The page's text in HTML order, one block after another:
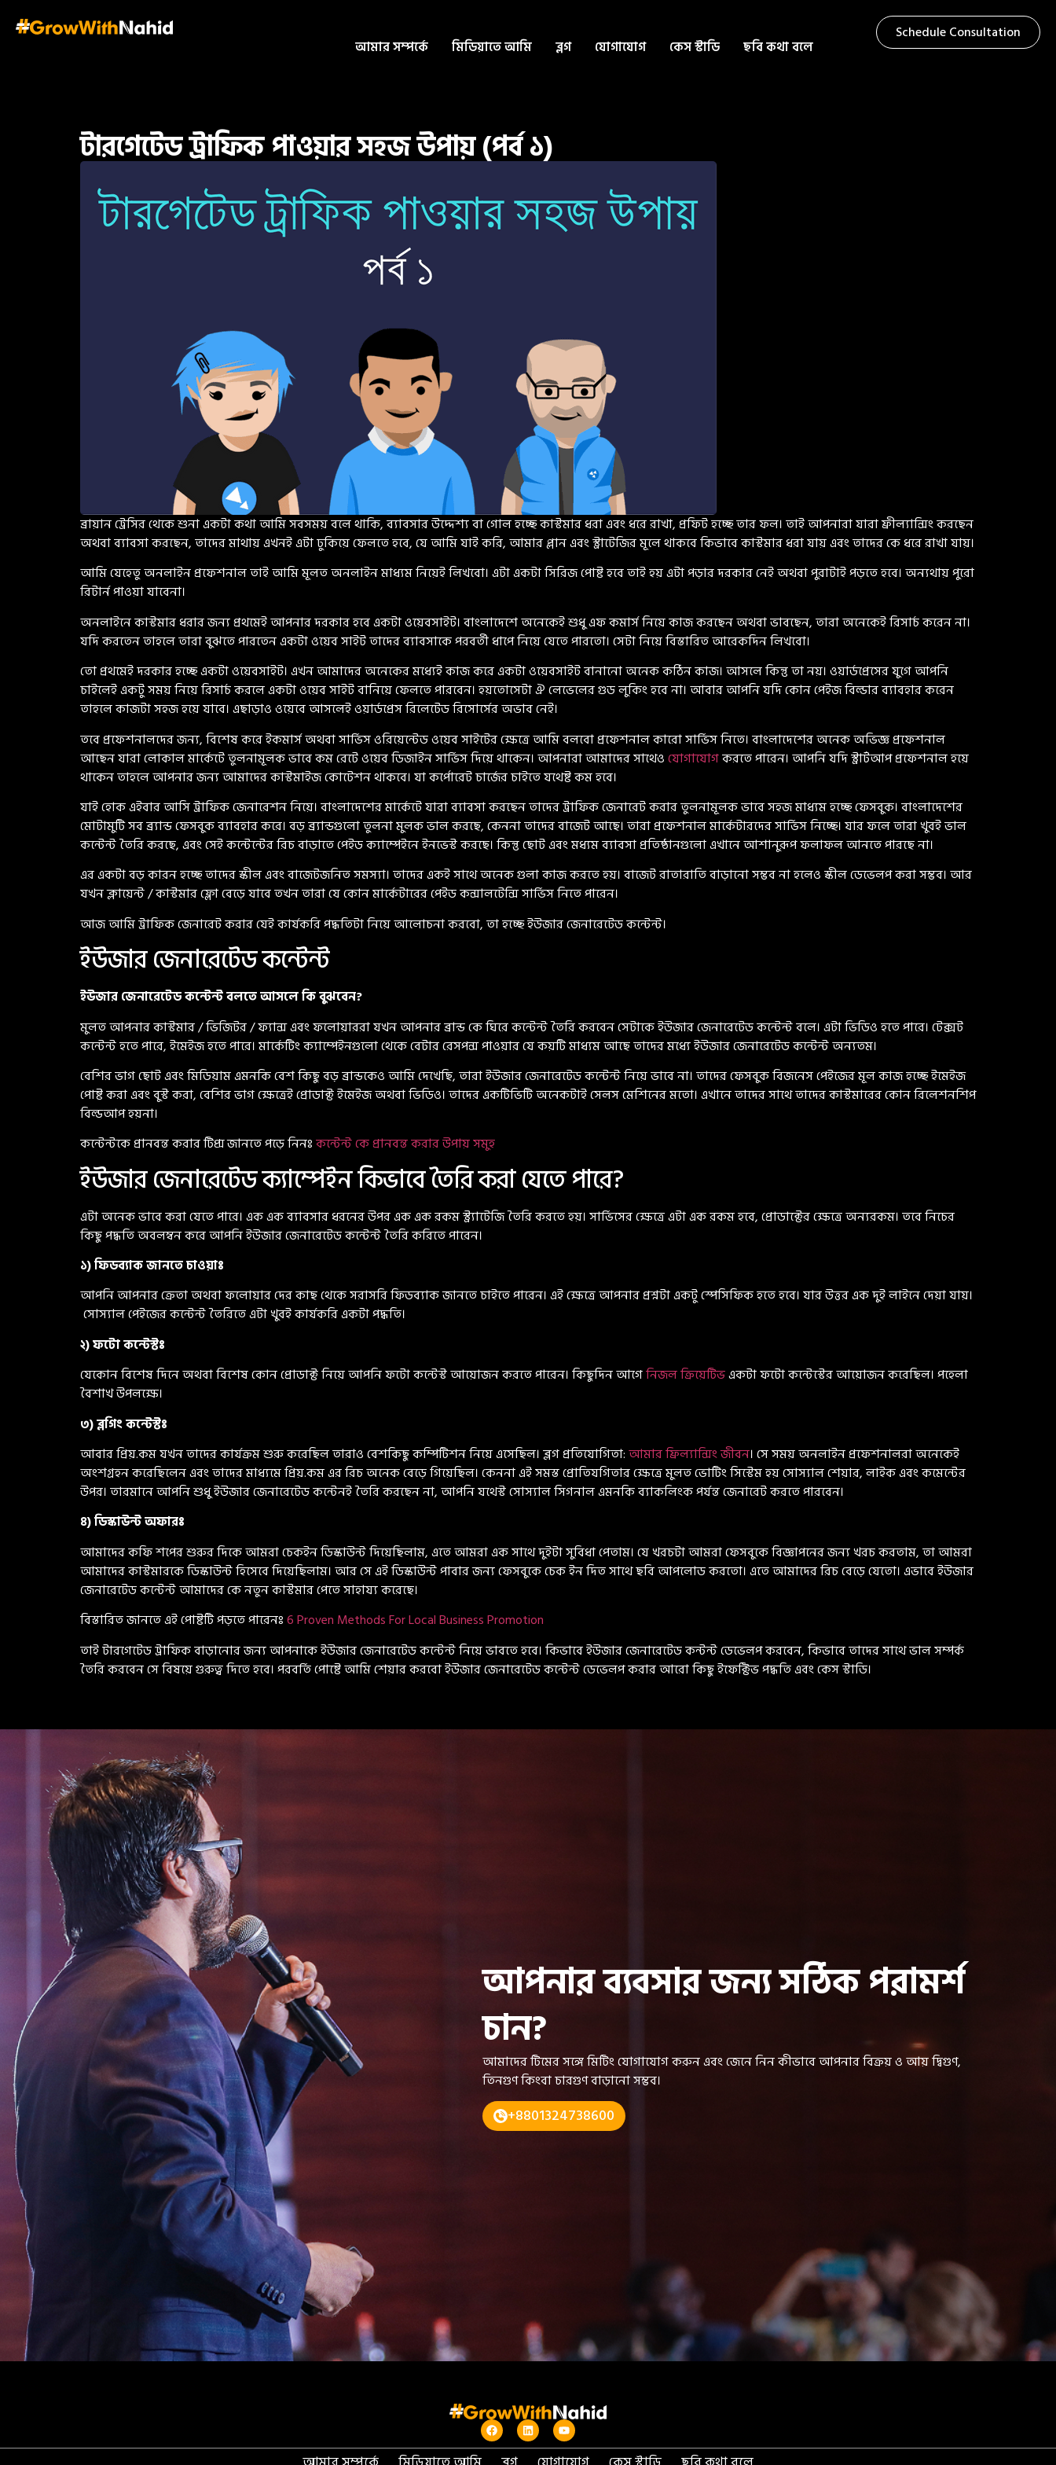
আমার সম্পর্কে মিডিয়াতে আমি ব্লগ যোগাযোগ কেস স্টাডি ছবি কথা বলে
Schedule Consultation
টারগেটেড ট্রাফিক পাওয়ার সহজ উপায় (পর্ব ১)
ব্রায়ান ট্রেসির থেকে শুনা একটা কথা আমি সবসময় বলে থাকি, ব্যাবসার উদ্দেশ্য বা গোল হচ্ছে কাস্টমার ধরা এবং ধরে রাখা, প্রফিট হচ্ছে তার ফল। তাই আপনারা যারা ফ্রীল্যান্সিং করছেন
অথবা ব্যাবসা করছেন, তাদের মাথায় এখনই এটা ঢুকিয়ে ফেলতে হবে, যে আমি যাই করি, আমার প্লান এবং স্ট্রাটেজির মূলে থাকবে কিভাবে কাস্টমার ধরা যায় এবং তাদের কে ধরে রাখা যায়।
আমি যেহেতু অনলাইন প্রফেশনাল তাই আমি মূলত অনলাইন মাধ্যম নিয়েই লিখবো। এটা একটা সিরিজ পোষ্ট হবে তাই হয় এটা পড়ার দরকার নেই অথবা পুরাটাই পড়তে হবে। অন্যথায় পুরো
রিটার্ন পাওয়া যাবেনা।
অনলাইনে কাস্টমার ধরার জন্য প্রথমেই আপনার দরকার হবে একটা ওয়েবসাইট। বাংলাদেশে অনেকেই শুধু এফ কমার্স নিয়ে কাজ করছেন অথবা ভাবছেন, তারা অনেকেই রিসার্চ করেন না।
যদি করতেন তাহলে তারা বুঝতে পারতেন একটা ওয়েব সাইট তাদের ব্যাবসাকে পরবর্তী ধাপে নিয়ে যেতে পারতো। সেটা নিয়ে বিস্তারিত আরেকদিন লিখবো।
তো প্রথমেই দরকার হচ্ছে একটা ওয়েবসাইট। এখন আমাদের অনেকের মধ্যেই কাজ করে একটা ওয়েবসাইট বানানো অনেক কঠিন কাজ। আসলে কিন্তু তা নয়। ওয়ার্ডপ্রেসের যুগে আপনি
চাইলেই একটু সময় নিয়ে রিসার্চ করলে একটা ওয়েব সাইট বানিয়ে ফেলতে পারবেন। হয়তোসেটা ঐ লেভেলের গুড লুকিং হবে না। আবার আপনি যদি কোন পেইজ বিল্ডার ব্যাবহার করেন
তাহলে কাজটা সহজ হয়ে যাবে। এছাড়াও ওয়েবে আসলেই ওয়ার্ডপ্রেস রিলেটেড রিসোর্সের অভাব নেই।
তবে প্রফেশনালদের জন্য, বিশেষ করে ইকমার্স অথবা সার্ভিস ওরিয়েন্টেড ওয়েব সাইটের ক্ষেত্রে আমি বলবো প্রফেশনাল কারো সার্ভিস নিতে। বাংলাদেশের অনেক অভিজ্ঞ প্রফেশনাল
আছেন যারা লোকাল মার্কেটে তুলনামূলক ভাবে কম রেটে ওয়েব ডিজাইন সার্ভিস দিয়ে থাকেন। আপনারা আমাদের সাথেওযোগাযোগকরতে পারেন। আপনি যদি স্ট্রার্টআপ প্রফেশনাল হয়ে
থাকেন তাহলে আপনার জন্য আমাদের কাস্টমাইজ কোটেশন থাকবে। যা কর্পোরেট চার্জের চাইতে যথেষ্ট কম হবে।
যাই হোক এইবার আসি ট্রাফিক জেনারেশন নিয়ে। বাংলাদেশের মার্কেটে যারা ব্যাবসা করছেন তাদের ট্রাফিক জেনারেট করার তুলনামূলক ভাবে সহজ মাধ্যম হচ্ছে ফেসবুক। বাংলাদেশের
মোটামুটি সব ব্র্যান্ড ফেসবুক ব্যাবহার করে। বড় ব্র্যান্ডগুলো তুলনা মুলক ভাল করছে, কেননা তাদের বাজেট আছে। তারা প্রফেশনাল মার্কেটারদের সার্ভিস নিচ্ছে। যার ফলে তারা খুবই ভাল
কন্টেন্ট তৈরি করছে, এবং সেই কন্টেন্টের রিচ বাড়াতে পেইড ক্যাম্পেইনে ইনভেস্ট করছে। কিন্তু ছোট এবং মধ্যম ব্যাবসা প্রতিষ্ঠানগুলো এখানে আশানুরূপ ফলাফল আনতে পারছে না।
এর একটা বড় কারন হচ্ছে তাদের স্কীল এবং বাজেটজনিত সমস্যা। তাদের একই সাথে অনেক গুলা কাজ করতে হয়। বাজেট রাতারাতি বাড়ানো সম্ভব না হলেও স্কীল ডেভেলপ করা সম্ভব। আর
যখন ক্লায়েন্ট / কাস্টমার ফ্লো বেড়ে যাবে তখন তারা যে কোন মার্কেটারের পেইড কন্সালটেন্সি সার্ভিস নিতে পারেন।
আজ আমি ট্রাফিক জেনারেট করার যেই কার্যকরি পদ্ধতিটা নিয়ে আলোচনা করবো, তা হচ্ছে ইউজার জেনারেটেড কন্টেন্ট।
ইউজার জেনারেটেড কন্টেন্ট
ইউজার জেনারেটেড কন্টেন্ট বলতে আসলে কি বুঝবেন?
মুলত আপনার কাস্টমার / ভিজিটর / ফ্যান্স এবং ফলোয়াররা যখন আপনার ব্রান্ড কে ঘিরে কন্টেন্ট তৈরি করবেন সেটাকে ইউজার জেনারেটেড কন্টেন্ট বলে। এটা ভিডিও হতে পারে। টেক্সট
কন্টেন্ট হতে পারে, ইমেইজ হতে পারে। মার্কেটিং ক্যাম্পেইনগুলো থেকে বেটার রেসপন্স পাওয়ার যে কয়টি মাধ্যম আছে তাদের মধ্যে ইউজার জেনারেটেড কন্টেন্ট অন্যতম।
বেশির ভাগ ছোট এবং মিডিয়াম এমনকি বেশ কিছু বড় ব্রান্ডকেও আমি দেখেছি, তারা ইউজার জেনারেটেড কন্টেন্ট নিয়ে ভাবে না। তাদের ফেসবুক বিজনেস পেইজের মূল কাজ হচ্ছে ইমেইজ
পোষ্ট করা এবং বুস্ট করা, বেশির ভাগ ক্ষেত্রেই প্রোডাক্ট ইমেইজ অথবা ভিডিও। তাদের একটিভিটি অনেকটাই সেলস মেশিনের মতো। এখানে তাদের সাথে তাদের কাস্টমারের কোন রিলেশনশিপ
বিল্ডআপ হয়না।
কন্টেন্টকে প্রানবন্ত করার টিপ্স জানতে পড়ে নিনঃকন্টেন্ট কে প্রানবন্ত করার উপায় সমুহ
ইউজার জেনারেটেড ক্যাম্পেইন কিভাবে তৈরি করা যেতে পারে?
এটা অনেক ভাবে করা যেতে পারে। এক এক ব্যাবসার ধরনের উপর এক এক রকম স্ট্র্যাটেজি তৈরি করতে হয়। সার্ভিসের ক্ষেত্রে এটা এক রকম হবে, প্রোডাক্টের ক্ষেত্রে অন্যরকম। তবে নিচের
কিছু পদ্ধতি অবলম্বন করে আপনি ইউজার জেনারেটেড কন্টেন্ট তৈরি করিতে পারেন।
১) ফিডব্যাক জানতে চাওয়াঃ
আপনি আপনার ক্রেতা অথবা ফলোয়ার দের কাছ থেকে সরাসরি ফিডব্যাক জানতে চাইতে পারেন। এই ক্ষেত্রে আপনার প্রশ্নটা একটু স্পেসিফিক হতে হবে। যার উত্তর এক দুই লাইনে দেয়া যায়।
সোস্যাল পেইজের কন্টেন্ট তৈরিতে এটা খুবই কার্যকরি একটা পদ্ধতি।
২) ফটো কন্টেস্টঃ
যেকোন বিশেষ দিনে অথবা বিশেষ কোন প্রোডাক্ট নিয়ে আপনি ফটো কন্টেস্ট আয়োজন করতে পারেন। কিছুদিন আগেনিজল ক্রিয়েটিভএকটা ফটো কন্টেস্টের আয়োজন করেছিল। পহেলা
বৈশাখ উপলক্ষে।
৩) ব্লগিং কন্টেস্টঃ
আবার প্রিয়.কম যখন তাদের কার্যক্রম শুরু করেছিল তারাও বেশকিছু কম্পিটিশন নিয়ে এসেছিল। ব্লগ প্রতিযোগিতা:আমার ফ্রিল্যান্সিং জীবন। সে সময় অনলাইন প্রফেশনালরা অনেকেই
অংশগ্রহন করেছিলেন এবং তাদের মাধ্যমে প্রিয়.কম এর রিচ অনেক বেড়ে গিয়েছিল। কেননা এই সমস্ত প্রোতিযগিতার ক্ষেত্রে মুলত ভোটিং সিস্টেম হয় সোস্যাল শেয়ার, লাইক এবং কমেন্টের
উপর। তারমানে আপনি শুধু ইউজার জেনারেটেড কন্টেনই তৈরি করছেন না, আপনি যথেস্ট সোস্যাল সিগনাল এমনকি ব্যাকলিংক পর্যন্ত জেনারেট করতে পারবেন।
৪) ডিস্কাউন্ট অফারঃ
আমাদের কফি শপের শুরুর দিকে আমরা চেকইন ডিস্কাউন্ট দিয়েছিলাম, এতে আমরা এক সাথে দুইটা সুবিধা পেতাম। যে খরচটা আমরা ফেসবুকে বিজ্ঞাপনের জন্য খরচ করতাম, তা আমরা
আমাদের কাস্টমারকে ডিস্কাউন্ট হিসেবে দিয়েছিলাম। আর সে এই ডিস্কাউন্ট পাবার জন্য ফেসবুকে চেক ইন দিত সাথে ছবি আপলোড করতো। এতে আমাদের রিচ বেড়ে যেতো। এভাবে ইউজার
জেনারেটেড কন্টেন্ট আমাদের কে নতুন কাস্টমার পেতে সাহায্য করেছে।
বিস্তারিত জানতে এই পোষ্টটি পড়তে পারেনঃ6 Proven Methods For Local Business Promotion
তাই টারগেটেড ট্রাফিক বাড়ানোর জন্য আপনাকে ইউজার জেনারেটেড কন্টেন্ট নিয়ে ভাবতে হবে। কিভাবে ইউজার জেনারেটেড কন্টন্ট ডেভেলপ করবেন, কিভাবে তাদের সাথে ভাল সম্পর্ক
তৈরি করবেন সে বিষয়ে গুরুত্ব দিতে হবে। পরবর্তি পোষ্টে আমি শেয়ার করবো ইউজার জেনারেটেড কন্টেন্ট ডেভেলপ করার আরো কিছু ইফেক্টিভ পদ্ধতি এবং কেস স্টাডি।
আপনার ব্যবসার জন্য সঠিক পরামর্শ
চান?
আমাদের টিমের সঙ্গে মিটিং যোগাযোগ করুন এবং জেনে নিন কীভাবে আপনার বিক্রয় ও আয় দ্বিগুণ,
তিনগুণ কিংবা চারগুণ বাড়ানো সম্ভব।
+8801324738600